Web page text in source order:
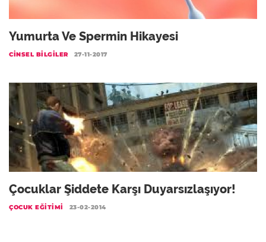
Yumurta Ve Spermin Hikayesi
CINSEL BILGILER 27-11-2017
Çocuklar Şiddete Karşı Duyarsızlaşıyor!
ÇOCUK EĞITIMI 23-02-2014